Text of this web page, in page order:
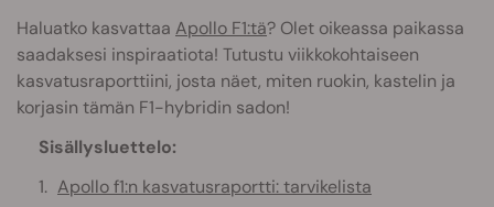
Haluatko kasvattaa Apollo F1:tä? Olet oikeassa paikassa
saadaksesi inspiraatiota! Tutustu viikkokohtaiseen
kasvatusraporttiini, josta näet, miten ruokin, kastelin ja
korjasin tämän F1-hybridin sadon!
Sisällysluettelo:
Apollo f1:n kasvatusraportti: tarvikelista